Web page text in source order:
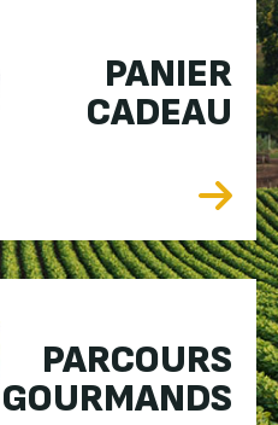
PANIER
CADEAU
PARCOURS
GOURMANDS